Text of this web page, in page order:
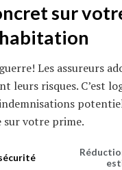
sur
Les assureurs
leurs risques. C’est
sur votre prime.